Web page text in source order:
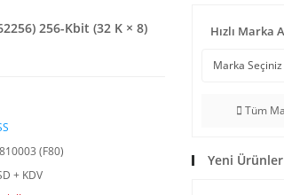
256-Kbit (32 K × 8)
(F80)
+ KDV
Hızlı Marka
Tüm
Yeni Ürünler